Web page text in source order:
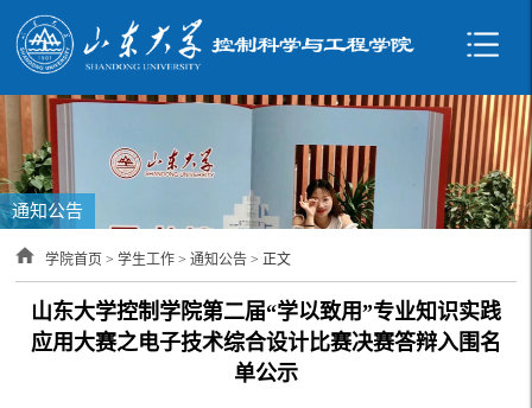
通知公告
学院首页 >学生工作 >通知公告 > 正文
山东大学控制学院第二届“学以致用”专业知识实践
应用大赛之电子技术综合设计比赛决赛答辩入围名
单公示